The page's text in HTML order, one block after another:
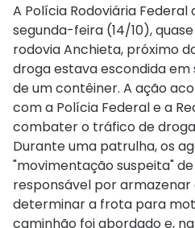
A Polícia Rodoviária
segunda-feira (14/10),
rodovia Anchieta, próximo
droga estava escondida
de um contêiner. A ação
com a Polícia Federal e a
combater o tráfico de
Durante uma patrulha, os
"movimentação suspeita"
responsável por
determinar a frota para
caminhão foi abordado e,